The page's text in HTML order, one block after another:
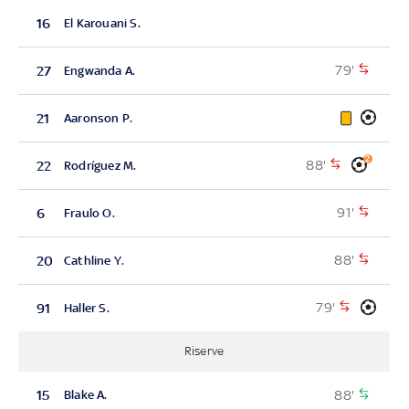
16 El Karouani S.
27 Engwanda A. 79'
21 Aaronson P.
22 Rodríguez M. 88' 2
6 Fraulo O. 91'
20 Cathline Y. 88'
91 Haller S. 79'
Riserve
15 Blake A. 88'